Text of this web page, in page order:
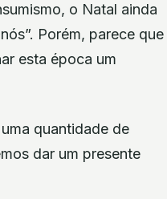
o Natal ainda
Porém, parece que
esta época um
quantidade de
dar um presente